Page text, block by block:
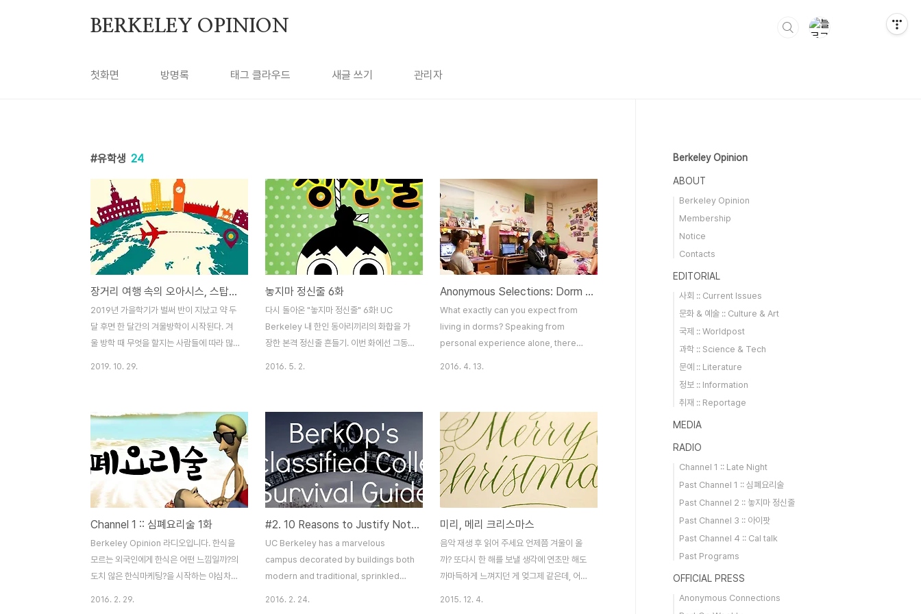
BERKELEY OPINION
첫화면 방명록 태그 클라우드 새글 쓰기 관리자
유학생 24
장거리 여행 속의 오아시스, 스탑오버
2019년 가을학기가 벌써 반이 지났고 약 두
달 후면 한 달간의 겨울방학이 시작된다. 겨
울 방학 때 무엇을 할지는 사람들에 따라 많
은 사람들은 비행기 표를 구매할 때 대한항공
아시아나 직항 표를 훨씬 더 선호하는 것이
현실인데, 국적사 직항만큼이나 경유하는 항
공권도 매력이 많다는 것을 알리기 위해 이
글을 써보도록 결심했다. 그래서 오늘은 비행
기 표에 대해서 거의 관심이 없는 분들을 위
해 경유표의 가장 큰 장점인 스탑오버에 대해
서 설명해 보도록 하겠다. 1. 스탑오버란? 사
실 지금부터 시작하는 얘기들은 많은 사람들
이 이미 알고 있는 ..
2019. 10. 29.
놓지마 정신줄 6화
다시 돌아온 "놓지마 정신줄" 6화! UC
Berkeley 내 한인 동아리끼리의 화합을 가
장한 본격 정신줄 흔들기. 이번 화에선 그동
표프로듀스 101 - Pick Me10cm - 봄이 좋
냐거미 - You are my everything다비치
- 안녕이라고 말하지마로꼬, 유주 - 우연히
봄
2016. 5. 2.
Anonymous Selections: Dorm Stories
What exactly can you expect from
living in dorms? Speaking from
personal experience alone, there
other fellow Berkeley students who
chose to share their own stories: My
“friend” Jalil would just never leave
my room so he could talk to my
roommate. My roommate fled to D..
2016. 4. 13.
Channel 1 :: 심폐요리술 1화
Berkeley Opinion 라디오입니다. 한식을
모르는 외국인에게 한식은 어떤 느낌일까?의
도치 않은 한식마케팅?을 시작하는 야심차게
2016. 2. 29.
#2. 10 Reasons to Justify Not Going to The Library
UC Berkeley has a marvelous
campus decorated by buildings both
modern and traditional, sprinkled
2016. 2. 24.
미리, 메리 크리스마스
음악 재생 후 읽어 주세요 언제쯤 겨울이 올
까? 또다시 한 해를 보낼 생각에 연초만 해도
까마득하게 느껴지던 게 엊그제 같은데, 어느
2015. 12. 4.
Berkeley Opinion
ABOUT
Berkeley Opinion
Membership
Notice
Contacts
EDITORIAL
사회 :: Current Issues
문화 & 예술 :: Culture & Art
국제 :: Worldpost
과학 :: Science & Tech
문예 :: Literature
정보 :: Information
취재 :: Reportage
MEDIA
RADIO
Channel 1 :: Late Night
Past Channel 1 :: 심폐요리술
Past Channel 2 :: 놓지마 정신줄
Past Channel 3 :: 아이팟
Past Channel 4 :: Cal talk
Past Programs
OFFICIAL PRESS
Anonymous Connections